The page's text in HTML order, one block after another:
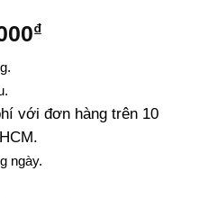
₫Giá
2,415,000₫.
với đơn hàng trên 10
ngày.